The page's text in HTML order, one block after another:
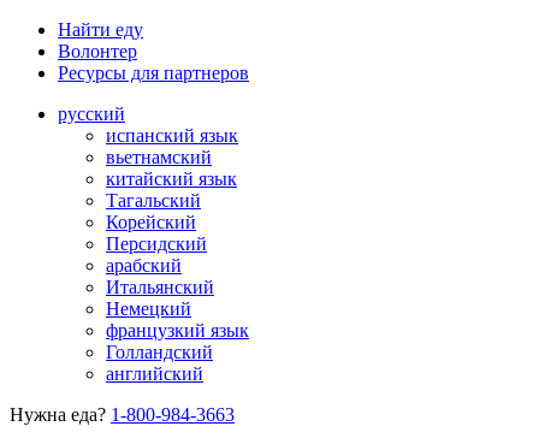
Найти еду
Волонтер
Ресурсы для партнеров
русский
испанский язык
вьетнамский
китайский язык
Тагальский
Корейский
Персидский
арабский
Итальянский
Немецкий
французкий язык
Голландский
английский
Нужна еда? 1-800-984-3663